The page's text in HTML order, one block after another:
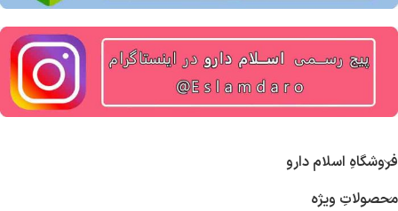
فروشگاهِ اسلام دارو
محصولاتِ ویژه